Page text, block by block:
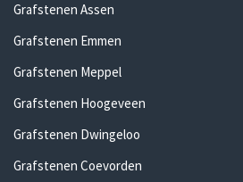
Grafstenen Assen
Grafstenen Emmen
Grafstenen Meppel
Grafstenen Hoogeveen
Grafstenen Dwingeloo
Grafstenen Coevorden